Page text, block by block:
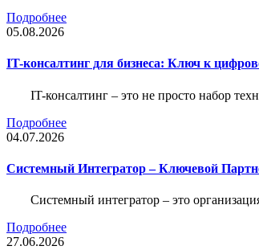
Подробнее
05.08.2026
IT-консалтинг для бизнеса: Ключ к
IT-консалтинг – это не просто набор
Подробнее
04.07.2026
Системный Интегратор – Ключевой
Системный интегратор – это
Подробнее
27.06.2026